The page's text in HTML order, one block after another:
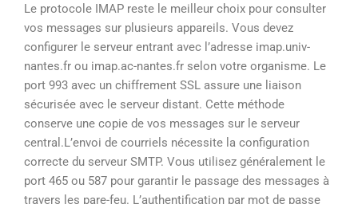
Le protocole IMAP reste le meilleur choix pour consulter
vos messages sur plusieurs appareils. Vous devez
configurer le serveur entrant avec l’adresse imap.univ-
nantes.fr ou imap.ac-nantes.fr selon votre organisme. Le
port 993 avec un chiffrement SSL assure une liaison
sécurisée avec le serveur distant. Cette méthode
conserve une copie de vos messages sur le serveur
central.L’envoi de courriels nécessite la configuration
correcte du serveur SMTP. Vous utilisez généralement le
port 465 ou 587 pour garantir le passage des messages à
travers les pare-feu. L’authentification par mot de passe